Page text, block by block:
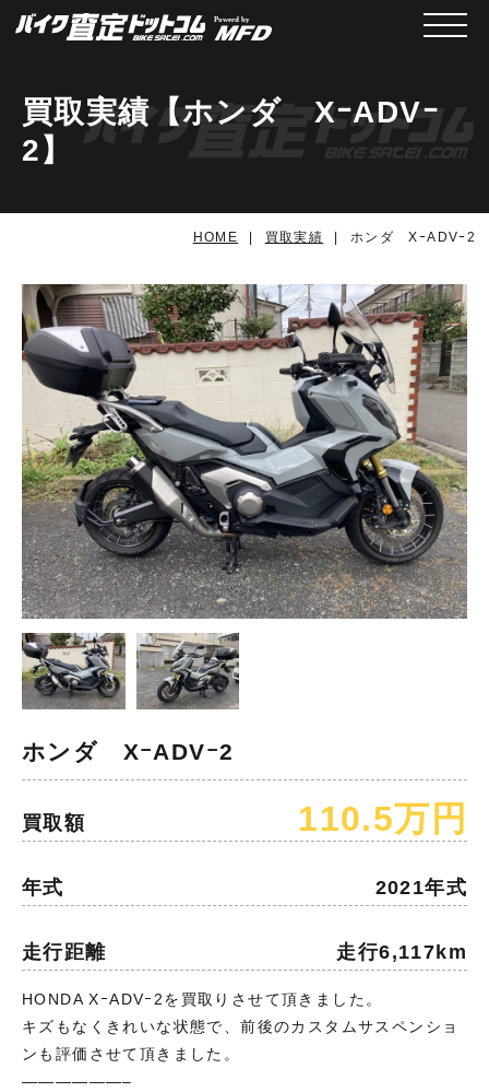
メニ
買取実績【ホンダ XｰADVｰ
2】
HOME 買取実績 ホンダ XｰADVｰ2
ホンダ XｰADVｰ2
買取額 110.5万円
年式 2021年式
走行距離 走行6,117km
HONDA XｰADVｰ2を買取りさせて頂きました。
キズもなくきれいな状態で、前後のカスタムサスペンショ
ンも評価させて頂きました。
——————–